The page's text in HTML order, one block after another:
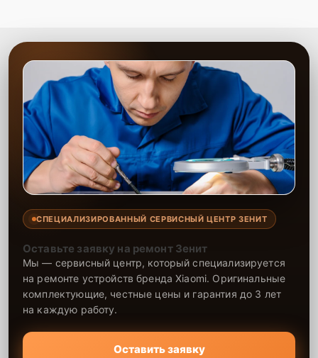
СПЕЦИАЛИЗИРОВАННЫЙ СЕРВИСНЫЙ ЦЕНТР ЗЕНИТ
Оставьте заявку на ремонт Зенит
Мы — сервисный центр, который специализируется
на ремонте устройств бренда Xiaomi. Оригинальные
комплектующие, честные цены и гарантия до 3 лет
на каждую работу.
Оставить заявку